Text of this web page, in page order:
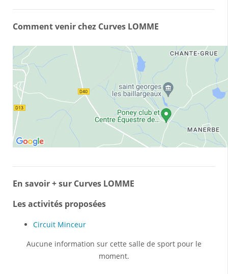
Comment venir chez Curves LOMME
En savoir + sur Curves LOMME
Les activités proposées
Circuit Minceur
Aucune information sur cette salle de sport pour le
moment.